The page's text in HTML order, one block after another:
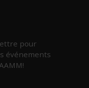
pour
événements